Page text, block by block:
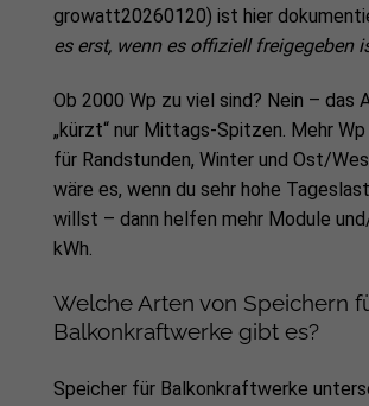
growatt20260120) ist hier
es erst, wenn es offiziell freigegeben
Ob 2000 Wp zu viel sind? Nein – das
„kürzt“ nur Mittags-Spitzen. Mehr
für Randstunden, Winter und Ost/
wäre es, wenn du sehr hohe
willst – dann helfen mehr Module
kWh.
Welche Arten von Speichern
Balkonkraftwerke gibt es?
Speicher für Balkonkraftwerke